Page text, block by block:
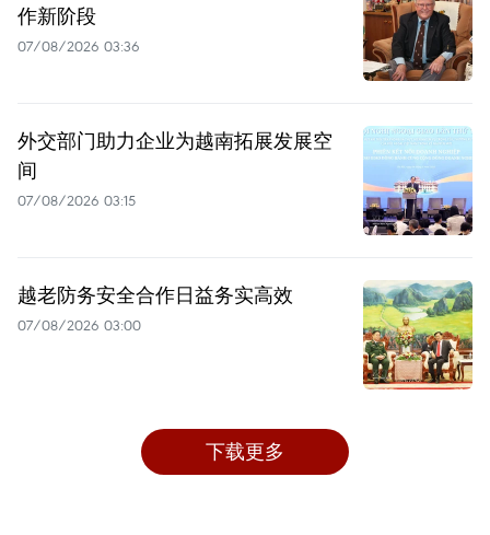
作新阶段
07/08/2026 03:36
外交部门助力企业为越南拓展发展空
间
07/08/2026 03:15
越老防务安全合作日益务实高效
07/08/2026 03:00
下载更多